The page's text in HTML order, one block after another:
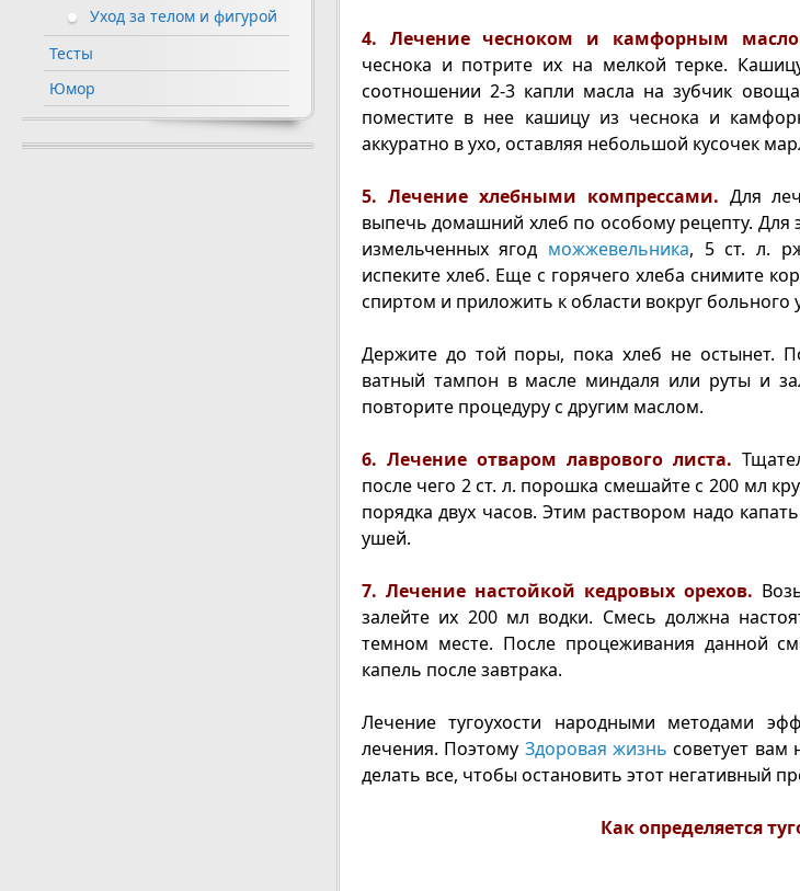
4. Лечение чесноком и камфорным
чеснока и потрите их на мелкой терке.
соотношении 2-3 капли масла на зубчик
поместите в нее кашицу из чеснока и
аккуратно в ухо, оставляя небольшой кусочек
5. Лечение хлебными компрессами. Для
выпечь домашний хлеб по особому рецепту. Для
измельченных ягод можжевельника, 5 ст. л.
испеките хлеб. Еще с горячего хлеба снимите
спиртом и приложить к области вокруг больного
Держите до той поры, пока хлеб не остынет.
ватный тампон в масле миндаля или руты и
повторите процедуру с другим маслом.
6. Лечение отваром лаврового листа.
после чего 2 ст. л. порошка смешайте с 200 мл
порядка двух часов. Этим раствором надо
ушей.
7. Лечение настойкой кедровых орехов.
залейте их 200 мл водки. Смесь должна
темном месте. После процеживания данной
капель после завтрака.
Лечение тугоухости народными методами
лечения. Поэтому Здоровая жизнь советует вам
делать все, чтобы остановить этот негативный
Как определяется
Уход за телом и фигурой
Тесты
Юмор